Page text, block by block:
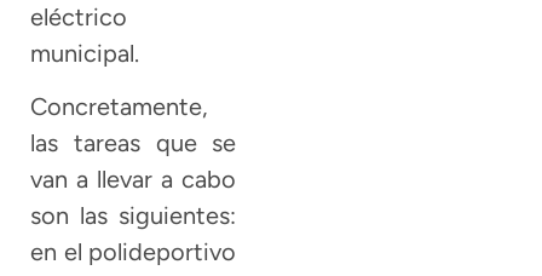
eléctrico
municipal.
Concretamente,
las tareas que se
van a llevar a cabo
son las siguientes:
en el polideportivo